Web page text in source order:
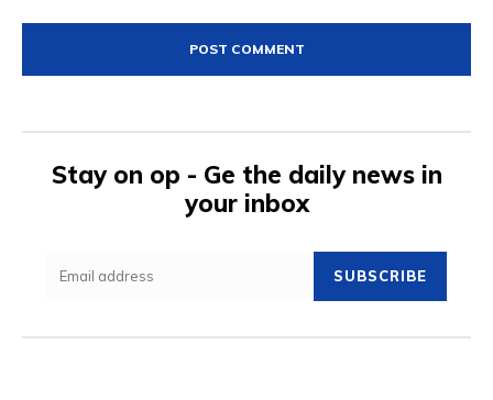
Stay on op - Ge the daily news in
your inbox
SUBSCRIBE